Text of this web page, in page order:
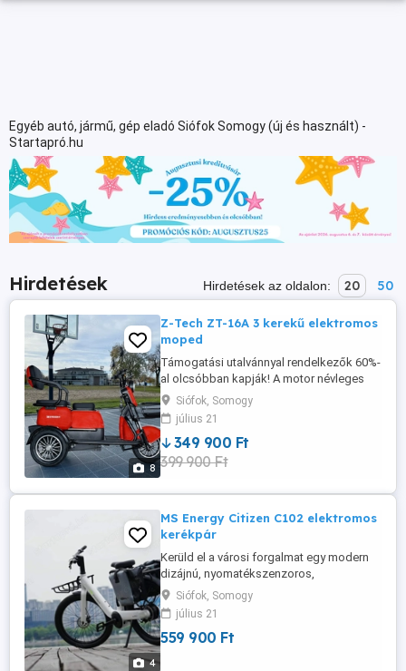
Egyéb autó, jármű, gép eladó Siófok Somogy (új és használt) -
Startapró.hu
Hirdetések Hirdetések az oldalon: 20 50
8
Z-Tech ZT-16A 3 kerekű elektromos
moped
Támogatási utalvánnyal rendelkezők 60%-
al olcsóbban kapják! A motor névleges
teljesítménye impozáns 1200W, ami
garantálja a dinamikus és gyors haladást.
A maximális sebesség 25km h, ami a
városi közlekedési normáknak megfelel,
és biztonságos utazást tesz lehetővé. Az
Siófok, Somogy
július 21
349 900 Ft
399 900 Ft
4
MS Energy Citizen C102 elektromos
kerékpár
Kerüld el a városi forgalmat egy modern
dizájnú, nyomatékszenzoros,
csúcskategóriás elektromos kerékpárral.
Élvezd a biztonságos utazást a széles 24
x 3.0 gumiabroncsokkal, melyeket
kényelmes városi bringázásra terveztek.
Siófok, Somogy
július 21
559 900 Ft